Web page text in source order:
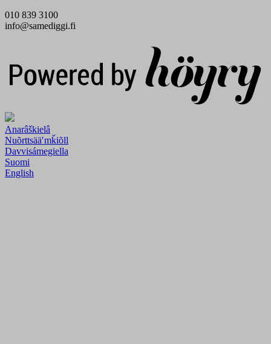
010 839 3100
info@samediggi.fi
Anarâškielâ
Nuõrttsääʹmǩiõll
Davvisámegiella
Suomi
English